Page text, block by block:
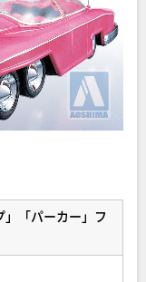
」「パーカー」フ